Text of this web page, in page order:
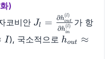
)
코비안
h^{(l)}_{out}}
{\partial
Jl =
∂hin
(l)
∂hout
(l)
가 항
I), 국소적으로 hout ≈